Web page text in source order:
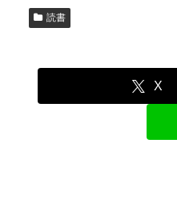
読書
X